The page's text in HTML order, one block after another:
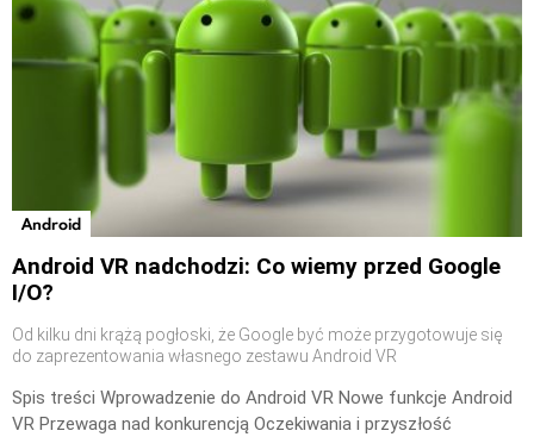
Android
Android VR nadchodzi: Co wiemy przed Google
I/O?
Od kilku dni krążą pogłoski, że Google być może przygotowuje się
do zaprezentowania własnego zestawu Android VR
Spis treści Wprowadzenie do Android VR Nowe funkcje Android
VR Przewaga nad konkurencją Oczekiwania i przyszłość